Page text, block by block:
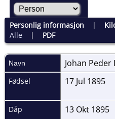
Personlig informasjon |
Alle| PDF
Navn Johan Peder
Fødsel 17 Jul 1895
Dåp 13 Okt 1895